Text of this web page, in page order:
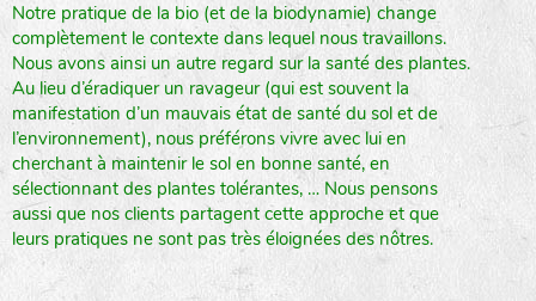
Notre pratique de la bio (et de la biodynamie) change
complètement le contexte dans lequel nous travaillons.
Nous avons ainsi un autre regard sur la santé des plantes.
Au lieu d’éradiquer un ravageur (qui est souvent la
manifestation d’un mauvais état de santé du sol et de
l’environnement), nous préférons vivre avec lui en
cherchant à maintenir le sol en bonne santé, en
sélectionnant des plantes tolérantes, … Nous pensons
aussi que nos clients partagent cette approche et que
leurs pratiques ne sont pas très éloignées des nôtres.